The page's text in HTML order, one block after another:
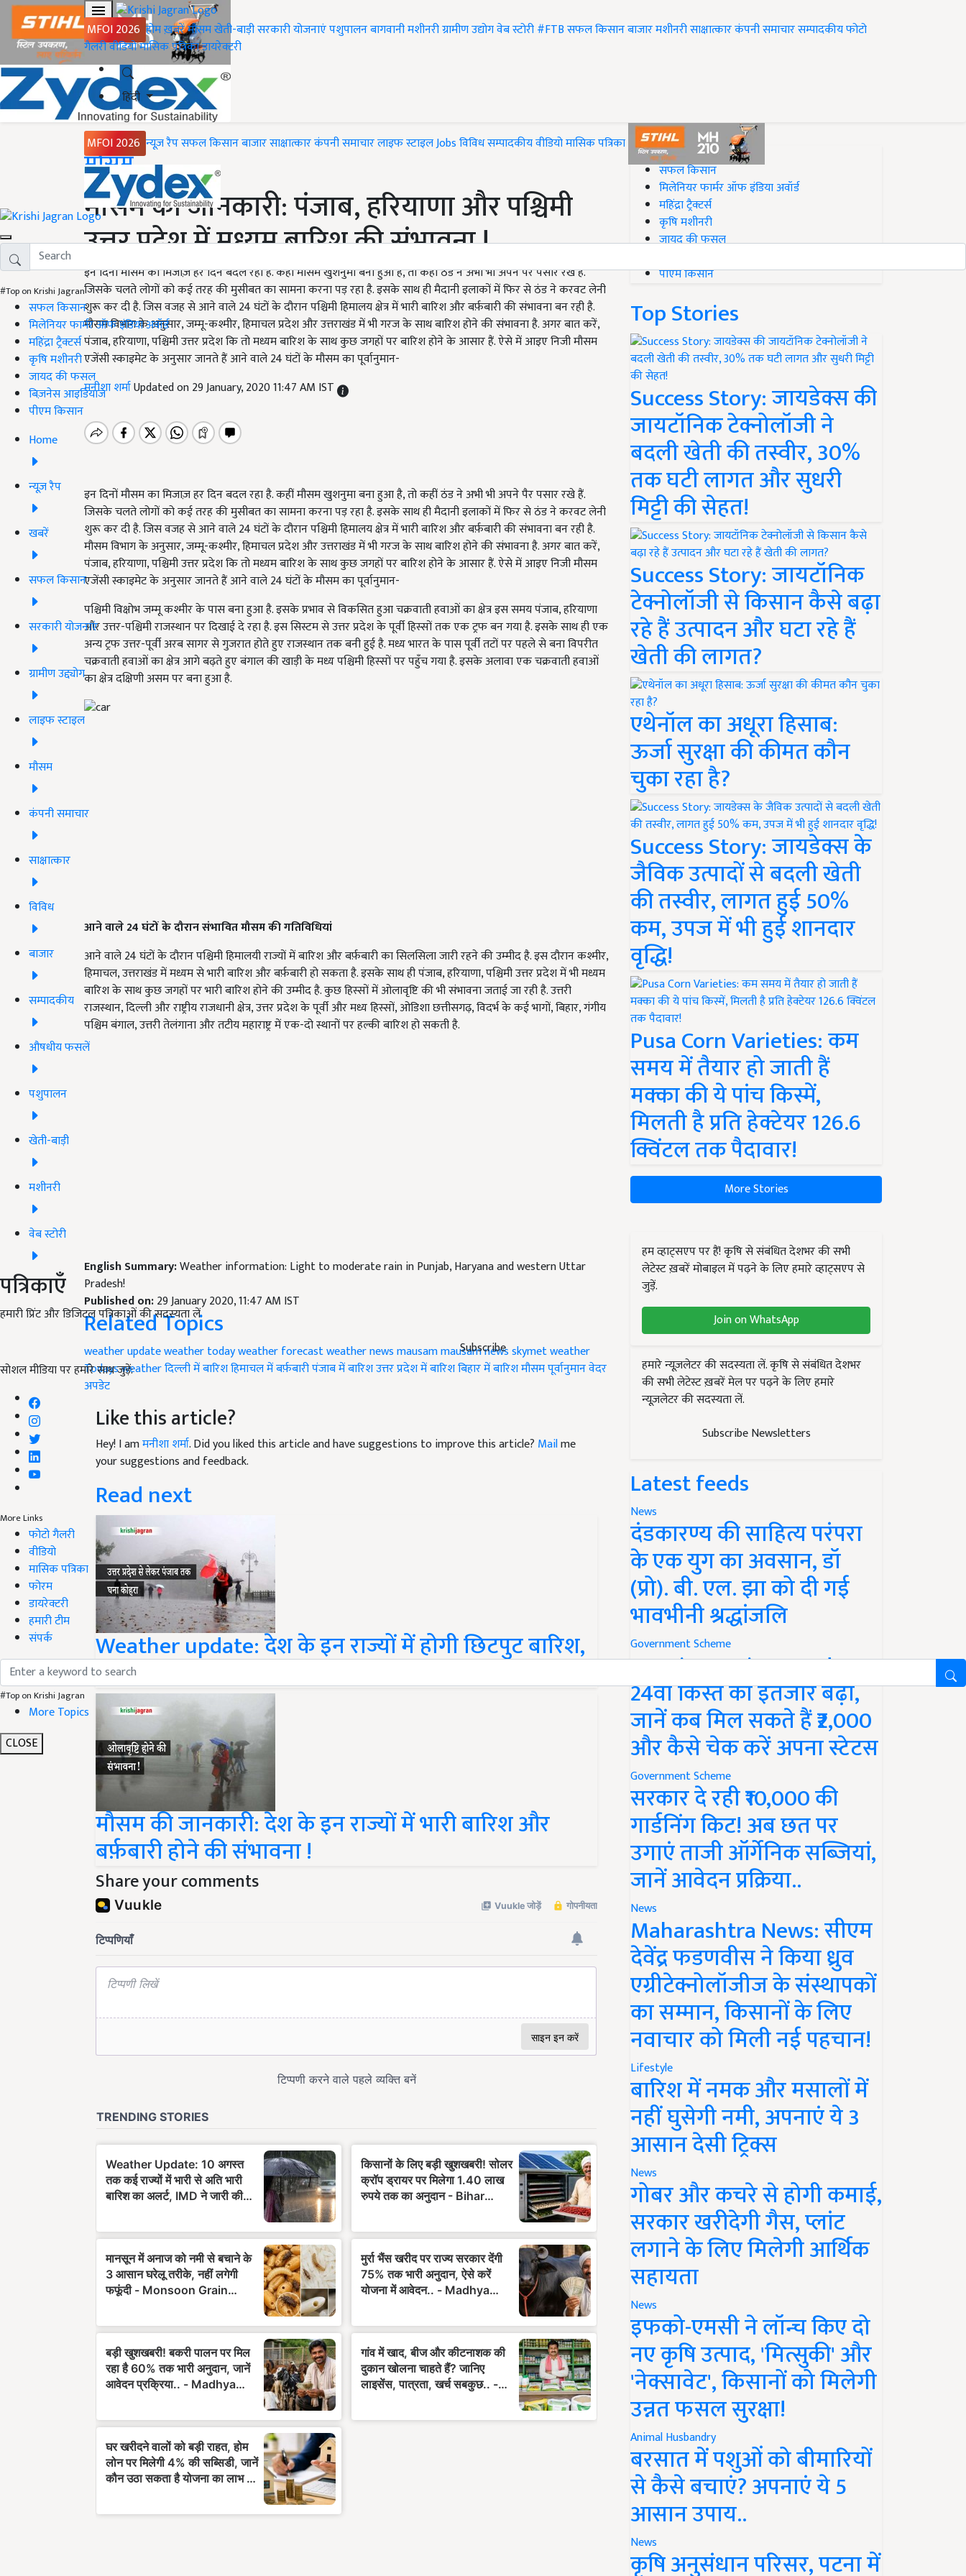
MFOI 2026 होमख़बरेंमौसमखेती-बाड़ीसरकारी योजनाएंपशुपालनबागवानीमशीनरीग्रामीण उद्योगवेब स्टोरी#FTBसफल किसानबाजारमशीनरीसाक्षात्कारकंपनी समाचारसम्पादकीयफोटो
गैलरीवीडियोमासिक पत्रिकाडायरेक्टरी
हिंदी
MFOI 2026 न्यूज़ रैपसफल किसानबाजारसाक्षात्कारकंपनी समाचारलाइफ स्टाइलJobsविविधसम्पादकीयवीडियोमासिक पत्रिका
#Top on Krishi Jagran
सफल किसान
मिलेनियर फार्मर ऑफ इंडिया अवॉर्ड
महिंद्रा ट्रैक्टर्स
कृषि मशीनरी
जायद की फसल
बिज़नेस आइडियाज
पीएम किसान
Home
न्यूज़ रैप
खबरें
सफल किसान
सरकारी योजनाएं
ग्रामीण उद्द्योग
लाइफ स्टाइल
मौसम
कंपनी समाचार
साक्षात्कार
विविध
बाजार
सम्पादकीय
औषधीय फसलें
पशुपालन
खेती-बाड़ी
मशीनरी
वेब स्टोरी
पत्रिकाएँ
हमारी प्रिंट और डिजिटल पत्रिकाओं की सदस्यता लें
Subscribe
सोशल मीडिया पर हमारे साथ जुड़ें:
More Links
फोटो गैलरी
वीडियो
मासिक पत्रिका
फोरम
डायरेक्टरी
हमारी टीम
संपर्क
#Top on Krishi Jagran
More Topics
CLOSE
Home
मौसम
मौसम की जानकारी: पंजाब, हरियाणा और पश्चिमी
उत्तर प्रदेश में मध्यम बारिश की संभावना !
इन दिनों मौसम का मिजाज़ हर दिन बदल रहा है. कहीं मौसम खुशनुमा बना हुआ है, तो कहीं ठंड ने अभी भी अपने पैर पसार रखे हैं.
जिसके चलते लोगों को कई तरह की मुसीबत का सामना करना पड़ रहा है. इसके साथ ही मैदानी इलाकों में फिर से ठंड ने करवट लेनी
शुरू कर दी है. जिस वजह से आने वाले 24 घंटों के दौरान पश्चिमी हिमालय क्षेत्र में भारी बारिश और बर्फ़बारी की संभावना बन रही है.
मौसम विभाग के अनुसार, जम्मू-कश्मीर, हिमाचल प्रदेश और उत्तराखंड में भी गरज के साथ बारिश होने की संभावना है. अगर बात करें,
पंजाब, हरियाणा, पश्चिमी उत्तर प्रदेश कि तो मध्यम बारिश के साथ कुछ जगहों पर बारिश होने के आसार हैं. ऐसे में आइए निजी मौसम
एजेंसी स्काइमेट के अनुसार जानते हैं आने वाले 24 घंटों के मौसम का पूर्वानुमान-
मनीशा शर्माUpdated on 29 January, 2020 11:47 AM IST
इन दिनों मौसम का मिजाज़ हर दिन बदल रहा है. कहीं मौसम खुशनुमा बना हुआ है, तो कहीं ठंड ने अभी भी अपने पैर पसार रखे हैं.
जिसके चलते लोगों को कई तरह की मुसीबत का सामना करना पड़ रहा है. इसके साथ ही मैदानी इलाकों में फिर से ठंड ने करवट लेनी
शुरू कर दी है. जिस वजह से आने वाले 24 घंटों के दौरान पश्चिमी हिमालय क्षेत्र में भारी बारिश और बर्फ़बारी की संभावना बन रही है.
मौसम विभाग के अनुसार, जम्मू-कश्मीर, हिमाचल प्रदेश और उत्तराखंड में भी गरज के साथ बारिश होने की संभावना है. अगर बात करें,
पंजाब, हरियाणा, पश्चिमी उत्तर प्रदेश कि तो मध्यम बारिश के साथ कुछ जगहों पर बारिश होने के आसार हैं. ऐसे में आइए निजी मौसम
एजेंसी स्काइमेट के अनुसार जानते हैं आने वाले 24 घंटों के मौसम का पूर्वानुमान-
पश्चिमी विक्षोभ जम्मू कश्मीर के पास बना हुआ है. इसके प्रभाव से विकसित हुआ चक्रवाती हवाओं का क्षेत्र इस समय पंजाब, हरियाणा
और उत्तर-पश्चिमी राजस्थान पर दिखाई दे रहा है. इस सिस्टम से उत्तर प्रदेश के पूर्वी हिस्सों तक एक ट्रफ बन गया है. इसके साथ ही एक
अन्य ट्रफ उत्तर-पूर्वी अरब सागर से गुजरात होते हुए राजस्थान तक बनी हुई है. मध्य भारत के पास पूर्वी तटों पर पहले से बना विपरीत
चक्रवाती हवाओं का क्षेत्र आगे बढ़ते हुए बंगाल की खाड़ी के मध्य पश्चिमी हिस्सों पर पहुँच गया है. इसके अलावा एक चक्रवाती हवाओं
का क्षेत्र दक्षिणी असम पर बना हुआ है.
आने वाले 24घंटों के दौरान संभावित मौसम की गतिविधियां
आने वाले 24 घंटों के दौरान पश्चिमी हिमालयी राज्यों में बारिश और बर्फ़बारी का सिलसिला जारी रहने की उम्मीद है. इस दौरान कश्मीर,
हिमाचल, उत्तराखंड में मध्यम से भारी बारिश और बर्फ़बारी हो सकता है. इसके साथ ही पंजाब, हरियाणा, पश्चिमी उत्तर प्रदेश में भी मध्यम
बारिश के साथ कुछ जगहों पर भारी बारिश होने की उम्मीद है. कुछ हिस्सों में ओलावृष्टि की भी संभावना जताई जा रही है. उत्तरी
राजस्थान, दिल्ली और राष्ट्रीय राजधानी क्षेत्र, उत्तर प्रदेश के पूर्वी और मध्य हिस्सों, ओडिशा छत्तीसगढ़, विदर्भ के कई भागों, बिहार, गंगीय
पश्चिम बंगाल, उत्तरी तेलंगाना और तटीय महाराष्ट्र में एक-दो स्थानों पर हल्की बारिश हो सकती है.
English Summary:Weather information: Light to moderate rain in Punjab, Haryana and western Uttar
Pradesh!
Published on:29 January 2020, 11:47 AM IST
Related Topics
weather updateweather todayweather forecastweather newsmausammausam newsskymet weather
Todays weatherदिल्ली में बारिशहिमाचल में बर्फ़बारीपंजाब में बारिशउत्तर प्रदेश में बारिशबिहार में बारिशमौसम पूर्वानुमानवेदर
अपडेट
Like this article?
Hey! I amमनीशा शर्मा. Did you liked this article and have suggestions to improve this article? Mailme
your suggestions and feedback.
Read next
Weather update: देश के इन राज्यों में होगी छिटपुट बारिश,
दिल्ली समेत उत्तर भारत में छाएगा कोहरा
मौसम की जानकारी: देश के इन राज्यों में भारी बारिश और
बर्फ़बारी होने की संभावना !
Share your comments
#Top on Krishi Jagran
सफल किसान
मिलेनियर फार्मर ऑफ इंडिया अवॉर्ड
महिंद्रा ट्रैक्टर्स
कृषि मशीनरी
जायद की फसल
पीएम किसान
Top Stories
Success Story: जायडेक्स की
जायटॉनिक टेक्नोलॉजी ने
बदली खेती की तस्वीर, 30%
तक घटी लागत और सुधरी
मिट्टी की सेहत!
Success Story: जायटॉनिक
टेक्नोलॉजी से किसान कैसे बढ़ा
रहे हैं उत्पादन और घटा रहे हैं
खेती की लागत?
एथेनॉल का अधूरा हिसाब:
ऊर्जा सुरक्षा की कीमत कौन
चुका रहा है?
Success Story: जायडेक्स के
जैविक उत्पादों से बदली खेती
की तस्वीर, लागत हुई 50%
कम, उपज में भी हुई शानदार
वृद्धि!
Pusa Corn Varieties: कम
समय में तैयार हो जाती हैं
मक्का की ये पांच किस्में,
मिलती है प्रति हेक्टेयर 126.6
क्विंटल तक पैदावार!
More Stories
हम व्हाट्सएप पर हैं! कृषि से संबंधित देशभर की सभी
लेटेस्ट ख़बरें मोबाइल में पढ़ने के लिए हमारे व्हाट्सएप से
जुड़ें.
Join on WhatsApp
हमारे न्यूज़लेटर की सदस्यता लें. कृषि से संबंधित देशभर
की सभी लेटेस्ट ख़बरें मेल पर पढ़ने के लिए हमारे
न्यूज़लेटर की सदस्यता लें.
Subscribe Newsletters
Latest feeds
News
दंडकारण्य की साहित्य परंपरा
के एक युग का अवसान, डॉ
(प्रो). बी. एल. झा को दी गई
भावभीनी श्रद्धांजलि
Government Scheme
PM Kisan Yojana Update:
24वीं किस्त का इंतजार बढ़ा,
जानें कब मिल सकते हैं ₹2,000
और कैसे चेक करें अपना स्टेटस
Government Scheme
सरकार दे रही ₹10,000 की
गार्डनिंग किट! अब छत पर
उगाएं ताजी ऑर्गेनिक सब्जियां,
जानें आवेदन प्रक्रिया..
News
Maharashtra News: सीएम
देवेंद्र फडणवीस ने किया ध्रुव
एग्रीटेक्नोलॉजीज के संस्थापकों
का सम्मान, किसानों के लिए
नवाचार को मिली नई पहचान!
Lifestyle
बारिश में नमक और मसालों में
नहीं घुसेगी नमी, अपनाएं ये 3
आसान देसी ट्रिक्स
News
गोबर और कचरे से होगी कमाई,
सरकार खरीदेगी गैस, प्लांट
लगाने के लिए मिलेगी आर्थिक
सहायता
News
इफको-एमसी ने लॉन्च किए दो
नए कृषि उत्पाद, 'मित्सुकी' और
'नेक्सावेट', किसानों को मिलेगी
उन्नत फसल सुरक्षा!
Animal Husbandry
बरसात में पशुओं को बीमारियों
से कैसे बचाएं? अपनाएं ये 5
आसान उपाय..
News
कृषि अनुसंधान परिसर, पटना में